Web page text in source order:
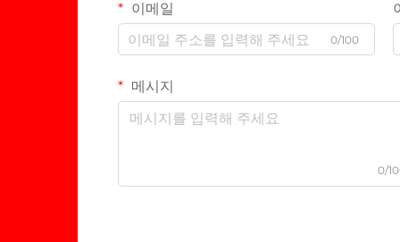
이메일
0/100
메시지
0/